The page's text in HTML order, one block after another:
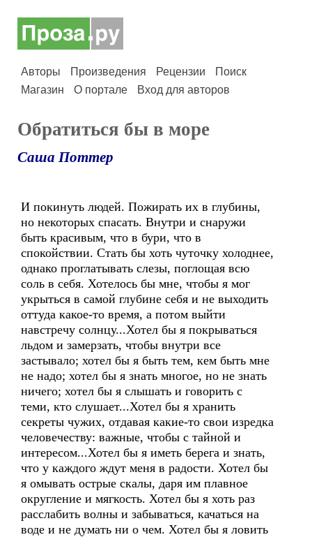
Авторы Произведения Рецензии
Поиск
Магазин
О портале Вход для авторов
Обратиться бы в море
Саша Поттер
И покинуть людей. Пожирать их в глубины,
но некоторых спасать. Внутри и снаружи
быть красивым, что в бури, что в
спокойствии. Стать бы хоть чуточку холоднее,
однако проглатывать слезы, поглощая всю
соль в себя. Хотелось бы мне, чтобы я мог
укрыться в самой глубине себя и не выходить
оттуда какое-то время, а потом выйти
навстречу солнцу...Хотел бы я покрываться
льдом и замерзать, чтобы внутри все
застывало; хотел бы я быть тем, кем быть мне
не надо; хотел бы я знать многое, но не знать
ничего; хотел бы я слышать и говорить с
теми, кто слушает...Хотел бы я хранить
секреты чужих, отдавая какие-то свои изредка
человечеству: важные, чтобы с тайной и
интересом...Хотел бы я иметь берега и знать,
что у каждого ждут меня в радости. Хотел бы
я омывать острые скалы, даря им плавное
округление и мягкость. Хотел бы я хоть раз
расслабить волны и забываться, качаться на
воде и не думать ни о чем. Хотел бы я ловить